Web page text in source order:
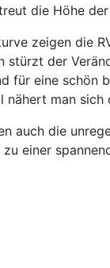
die Höhe
zeigen die
stürzt der
für eine schön
nähert man
auch die
einer